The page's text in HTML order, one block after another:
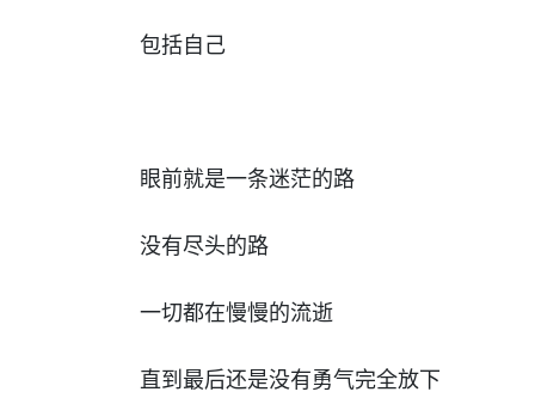
包括自己
眼前就是一条迷茫的路
没有尽头的路
一切都在慢慢的流逝
直到最后还是没有勇气完全放下